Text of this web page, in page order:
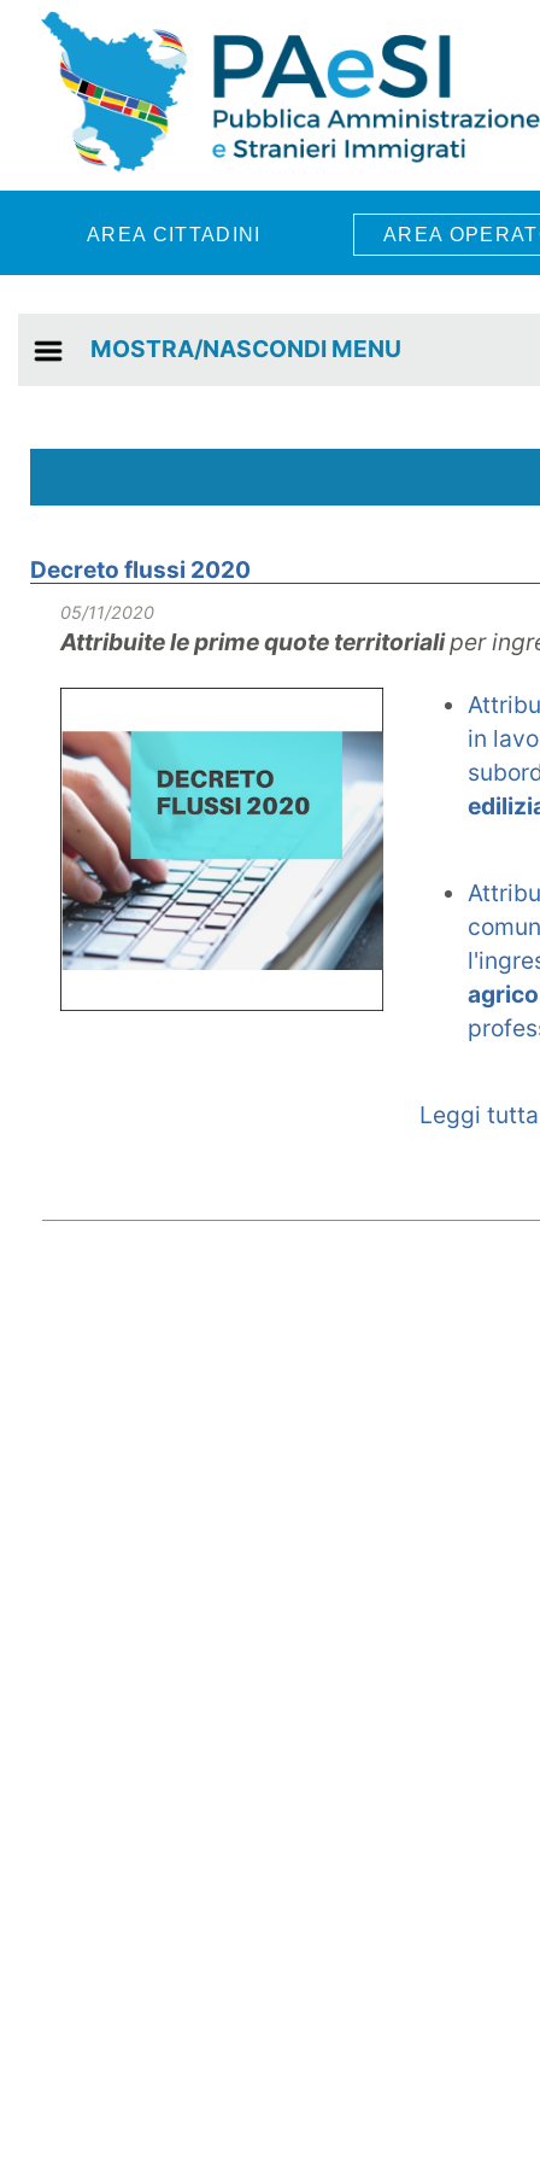
Skip to main content
AREA CITTADINI AREA
MOSTRA/NASCONDI MENU
Decreto flussi 2020
05/11/2020
Attribuite le prime quote territorialiper
in
Leggi